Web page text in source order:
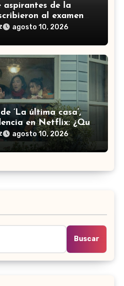
aspirantes de la
al examen
es la fecha límite?
agosto 10, 2026
‘La última casa’,
en Netflix: ¿Qué
agosto 10, 2026
Buscar